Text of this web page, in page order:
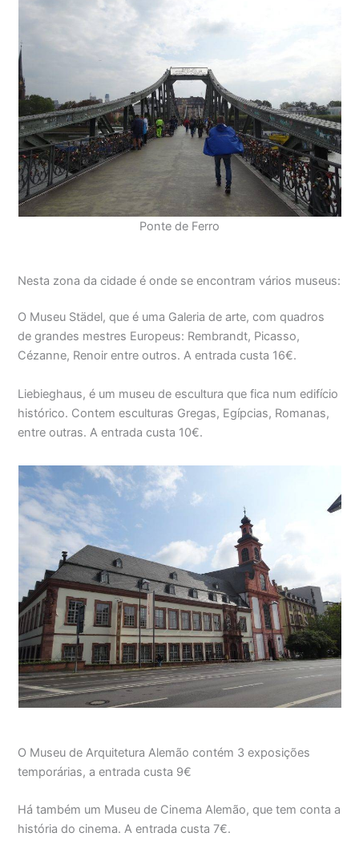
Ponte de Ferro
Nesta zona da cidade é onde se encontram vários museus:
O Museu Städel, que é uma Galeria de arte, com quadros
de grandes mestres Europeus: Rembrandt, Picasso,
Cézanne, Renoir entre outros. A entrada custa 16€.
Liebieghaus, é um museu de escultura que fica num edifício
histórico. Contem esculturas Gregas, Egípcias, Romanas,
entre outras. A entrada custa 10€.
O Museu de Arquitetura Alemão contém 3 exposições
temporárias, a entrada custa 9€
Há também um Museu de Cinema Alemão, que tem conta a
história do cinema. A entrada custa 7€.